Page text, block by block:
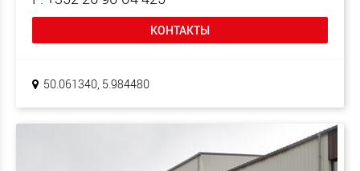
КОНТАКТЫ
50.061340, 5.984480